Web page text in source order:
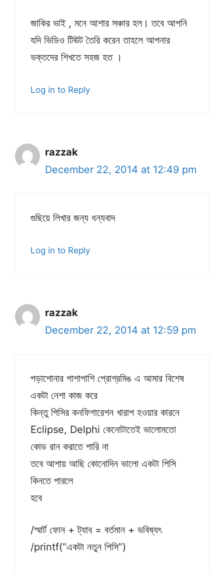
জাকির ভাই , মনে আশার সঞ্চার হল। তবে আপনি
যদি ভিডিও টিঊট তৈরি করেন তাহলে আপনার
ভক্তদের শিখতে সহজ হত ।
Log in to Reply
razzak
December 22, 2014 at 12:49 pm
গুছিয়ে লিখার জন্য ধন্যবাদ
Log in to Reply
razzak
December 22, 2014 at 12:59 pm
পড়াশোনার পাশাপাশি প্রোগ্রমিঙ এ আমার বিশেষ
একটা নেশা কাজ করে
কিন্তু পিসির কনফিগারেশন খারাপ হওয়ার কারনে
Eclipse, Delphi কেনোটাতেই ভালোমতো
কোড রান করাতে পারি না
তবে আশায় আছি কোনোদিন ভালো একটা পিসি
কিনতে পারলে
হবে
/স্মার্ট ফোন + ট্যাব = বর্তমান + ভবিষ্যৎ
/printf(“একটা নতুন পিসি”)